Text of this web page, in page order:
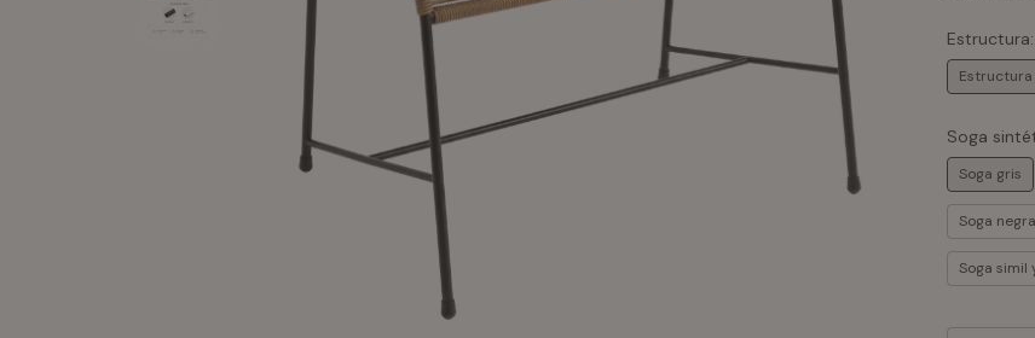
Estructura:
Estructura
Soga
Soga gris
Soga
Soga simil